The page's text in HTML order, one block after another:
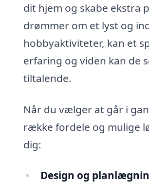
dit hjem og skabe ekstra
drømmer om et lyst og
hobbyaktiviteter, kan et
erfaring og viden kan de
tiltalende.
Når du vælger at går i
række fordele og mulige
dig:
Design og